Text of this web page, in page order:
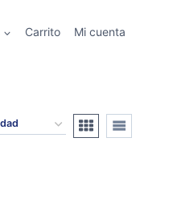
Carrito Mi cuenta